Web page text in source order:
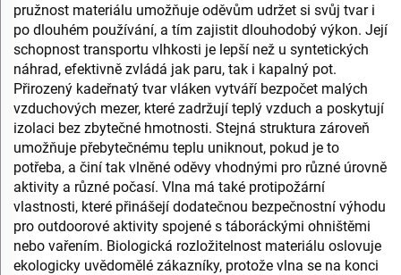
pružnost materiálu umožňuje oděvům udržet si svůj tvar i
po dlouhém používání, a tím zajistit dlouhodobý výkon. Její
schopnost transportu vlhkosti je lepší než u syntetických
náhrad, efektivně zvládá jak paru, tak i kapalný pot.
Přirozený kadeřnatý tvar vláken vytváří bezpočet malých
vzduchových mezer, které zadržují teplý vzduch a poskytují
izolaci bez zbytečné hmotnosti. Stejná struktura zároveň
umožňuje přebytečnému teplu uniknout, pokud je to
potřeba, a činí tak vlněné oděvy vhodnými pro různé úrovně
aktivity a různé počasí. Vlna má také protipožární
vlastnosti, které přinášejí dodatečnou bezpečnostní výhodu
pro outdoorové aktivity spojené s táboráckými ohništěmi
nebo vařením. Biologická rozložitelnost materiálu oslovuje
ekologicky uvědomělé zákazníky, protože vlna se na konci